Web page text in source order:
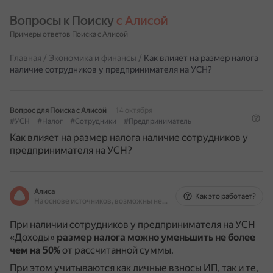
Вопросы к Поиску с Алисой
Примеры ответов Поиска с Алисой
Главная / Экономика и финансы / Как влияет на размер налога
наличие сотрудников у предпринимателя на УСН?
Вопрос для Поиска с Алисой
14 октября
#УСН
#Налог #Сотрудники #Предприниматель
Как влияет на размер налога наличие сотрудников у
предпринимателя на УСН?
Алиса
На основе источников, возможны неточности
Как это работает?
При наличии сотрудников у предпринимателя на УСН
«Доходы» размер налога можно уменьшить не более
чем на 50%от рассчитанной суммы.
При этом учитываются как личные взносы ИП, так и те,